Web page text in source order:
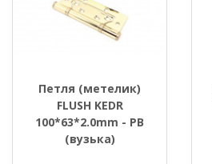
Петля (метелик)
FLUSH KEDR
100*63*2.0mm - PB
(вузька)